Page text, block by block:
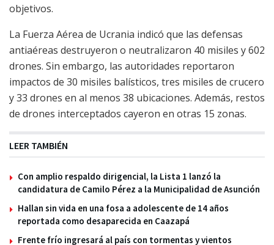
objetivos.
La Fuerza Aérea de Ucrania indicó que las defensas
antiaéreas destruyeron o neutralizaron 40 misiles y 602
drones. Sin embargo, las autoridades reportaron
impactos de 30 misiles balísticos, tres misiles de crucero
y 33 drones en al menos 38 ubicaciones. Además, restos
de drones interceptados cayeron en otras 15 zonas.
LEER TAMBIÉN
Con amplio respaldo dirigencial, la Lista 1 lanzó la
candidatura de Camilo Pérez a la Municipalidad de Asunción
Hallan sin vida en una fosa a adolescente de 14 años
reportada como desaparecida en Caazapá
Frente frío ingresará al país con tormentas y vientos